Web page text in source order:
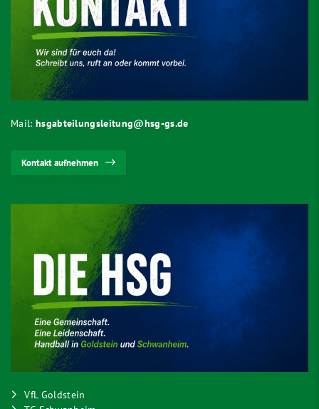
Mail: hsgabteilungsleitung@hsg-gs.de
Kontakt aufnehmen
VfL Goldstein